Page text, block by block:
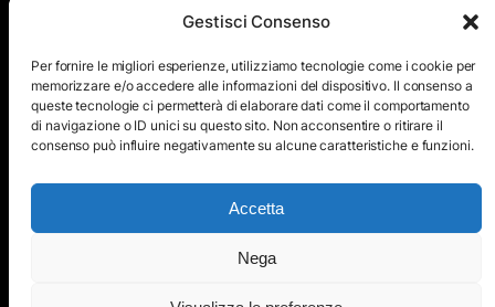
Gestisci Consenso
Per fornire le migliori esperienze, utilizziamo tecnologie come i cookie per
memorizzare e/o accedere alle informazioni del dispositivo. Il consenso a
queste tecnologie ci permetterà di elaborare dati come il comportamento
di navigazione o ID unici su questo sito. Non acconsentire o ritirare il
consenso può influire negativamente su alcune caratteristiche e funzioni.
Accetta
Nega
questo sito non rientra nella categoria di “Informazione
regolari. Le immagini dei collaboratori detentori del
Copyright © sono riproducibili solo dietro specifica
autorizzazione. Il contenuto del sito, comprensivo di testi e
immagini, eccetto dove espressamente specificato, è
protetto da Copyright © e non può essere riprodotto e
diffuso tramite nessun mezzo elettronico o cartaceo senza
esplicita autorizzazione scritta da parte dello staff di ”Il Mare
nel cuore”